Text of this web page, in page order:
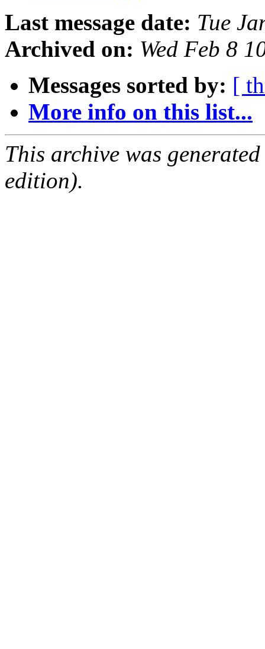
Last message date: Tue
Archived on: Wed Feb 8
Messages sorted by: [
More info on this list...
This archive was
edition).